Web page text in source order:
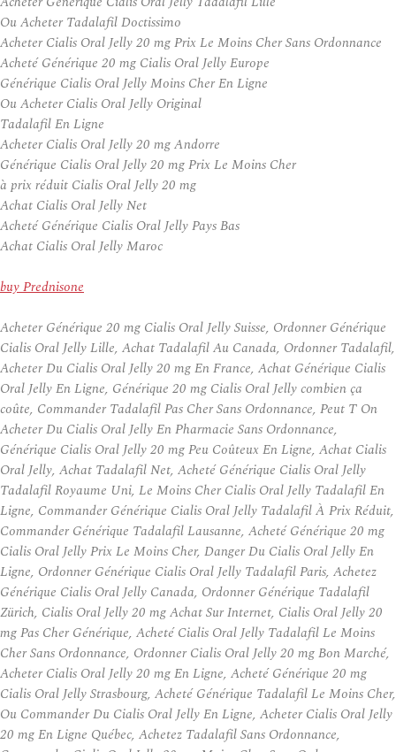
Ou Acheter Tadalafil Doctissimo
Acheter Cialis Oral Jelly 20 mg Prix Le Moins Cher Sans Ordonnance
Acheté Générique 20 mg Cialis Oral Jelly Europe
Générique Cialis Oral Jelly Moins Cher En Ligne
Ou Acheter Cialis Oral Jelly Original
Tadalafil En Ligne
Acheter Cialis Oral Jelly 20 mg Andorre
Générique Cialis Oral Jelly 20 mg Prix Le Moins Cher
à prix réduit Cialis Oral Jelly 20 mg
Achat Cialis Oral Jelly Net
Acheté Générique Cialis Oral Jelly Pays Bas
Achat Cialis Oral Jelly Maroc
buy Prednisone
Acheter Générique 20 mg Cialis Oral Jelly Suisse, Ordonner Générique
Cialis Oral Jelly Lille, Achat Tadalafil Au Canada, Ordonner Tadalafil,
Acheter Du Cialis Oral Jelly 20 mg En France, Achat Générique Cialis
Oral Jelly En Ligne, Générique 20 mg Cialis Oral Jelly combien ça
coûte, Commander Tadalafil Pas Cher Sans Ordonnance, Peut T On
Acheter Du Cialis Oral Jelly En Pharmacie Sans Ordonnance,
Générique Cialis Oral Jelly 20 mg Peu Coûteux En Ligne, Achat Cialis
Oral Jelly, Achat Tadalafil Net, Acheté Générique Cialis Oral Jelly
Tadalafil Royaume Uni, Le Moins Cher Cialis Oral Jelly Tadalafil En
Ligne, Commander Générique Cialis Oral Jelly Tadalafil À Prix Réduit,
Commander Générique Tadalafil Lausanne, Acheté Générique 20 mg
Cialis Oral Jelly Prix Le Moins Cher, Danger Du Cialis Oral Jelly En
Ligne, Ordonner Générique Cialis Oral Jelly Tadalafil Paris, Achetez
Générique Cialis Oral Jelly Canada, Ordonner Générique Tadalafil
Zürich, Cialis Oral Jelly 20 mg Achat Sur Internet, Cialis Oral Jelly 20
mg Pas Cher Générique, Acheté Cialis Oral Jelly Tadalafil Le Moins
Cher Sans Ordonnance, Ordonner Cialis Oral Jelly 20 mg Bon Marché,
Acheter Cialis Oral Jelly 20 mg En Ligne, Acheté Générique 20 mg
Cialis Oral Jelly Strasbourg, Acheté Générique Tadalafil Le Moins Cher,
Ou Commander Du Cialis Oral Jelly En Ligne, Acheter Cialis Oral Jelly
20 mg En Ligne Québec, Achetez Tadalafil Sans Ordonnance,